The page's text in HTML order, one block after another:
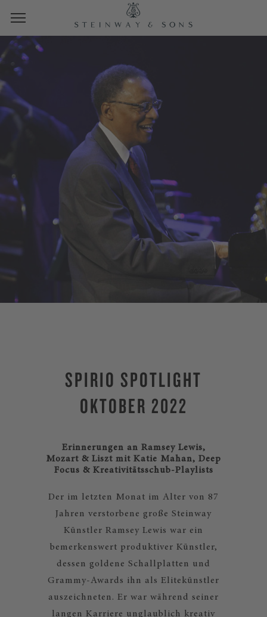
SPIRIO SPOTLIGHT
OKTOBER 2022
Erinnerungen an Ramsey Lewis,
Mozart & Liszt mit Katie Mahan, Deep
Focus & Kreativitätsschub-Playlists
Der im letzten Monat im Alter von 87
Jahren verstorbene große Steinway
Künstler Ramsey Lewis war ein
bemerkenswert produktiver Künstler,
dessen goldene Schallplatten und
Grammy-Awards ihn als Elitekünstler
auszeichneten. Er war während seiner
langen Karriere unglaublich kreativ